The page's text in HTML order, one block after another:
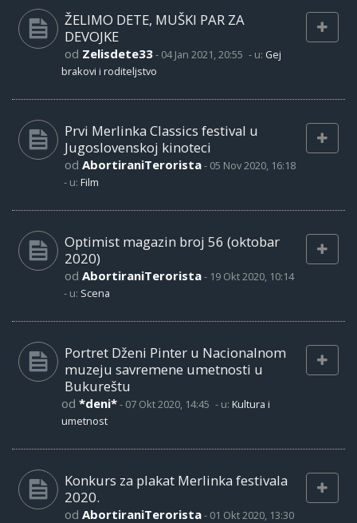
ŽELIMO DETE, MUŠKI PAR ZA
DEVOJKE
od Zelisdete33- 04 Jan 2021, 20:55 - u: Gej
brakovi i roditeljstvo
Prvi Merlinka Classics festival u
Jugoslovenskoj kinoteci
od AbortiraniTerorista- 05 Nov 2020, 16:18
- u: Film
Optimist magazin broj 56 (oktobar
2020)
od AbortiraniTerorista- 19 Okt 2020, 10:14
- u: Scena
Portret Dženi Pinter u Nacionalnom
muzeju savremene umetnosti u
Bukureštu
od *deni*- 07 Okt 2020, 14:45 - u: Kultura i
umetnost
Konkurs za plakat Merlinka festivala
2020.
od AbortiraniTerorista- 01 Okt 2020, 13:30